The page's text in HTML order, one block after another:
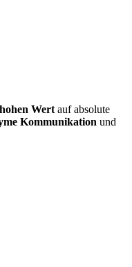
hohen Wert auf absolute
Kommunikation und